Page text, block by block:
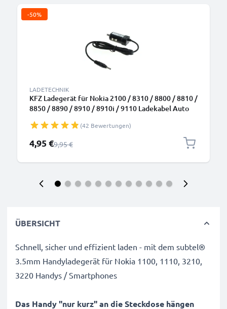
-50%
LADETECHNIK
KFZ Ladegerät für Nokia 2100 / 8310 / 8800 / 8810 /
8850 / 8890 / 8910 / 8910i / 9110 Ladekabel Auto
(42 Bewertungen)
Sonderpreis
4,95 €Regulärer Preis
9,95 €
ÜBERSICHT
Schnell, sicher und effizient laden - mit dem subtel®
3.5mm Handyladegerät für Nokia 1100, 1110, 3210,
3220 Handys / Smartphones
Das Handy "nur kurz" an die Steckdose hängen